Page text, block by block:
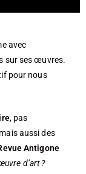
avec
sur ses œuvres.
pour nous
, pas
aussi des
Antigone
d’art ?